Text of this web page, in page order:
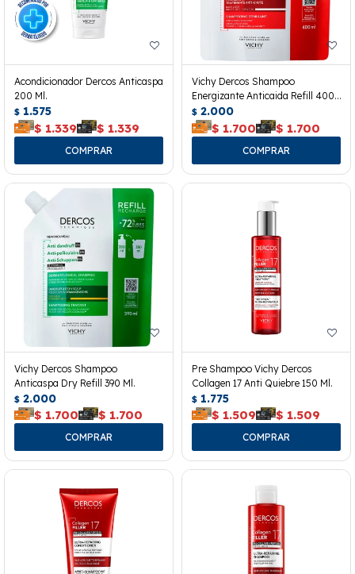
Acondicionador Dercos Anticaspa
200 Ml.
$ 1.575
$ 1.339 $ 1.339
Vichy Dercos Shampoo
Energizante Anticaida Refill 400
Ml.
$ 2.000
$ 1.700 $ 1.700
Vichy Dercos Shampoo
Anticaspa Dry Refill 390 Ml.
$ 2.000
$ 1.700 $ 1.700
Pre Shampoo Vichy Dercos
Collagen 17 Anti Quiebre 150 Ml.
$ 1.775
$ 1.509 $ 1.509